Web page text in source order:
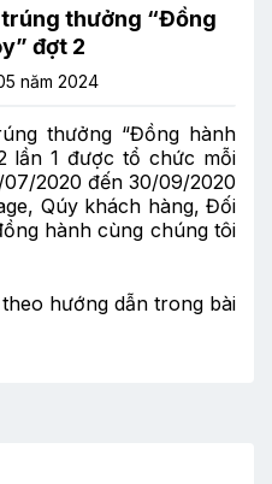
thưởng “Đồng
đợt 2
năm 2024
thưởng “Đồng hành
lần 1 được tổ chức mỗi
2020 đến 30/09/2020
Qúy khách hàng, Đối
hành cùng chúng tôi
hướng dẫn trong bài